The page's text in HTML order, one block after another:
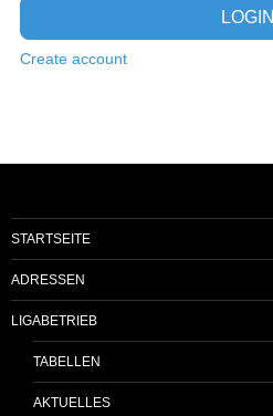
LOGIN
Create account
STARTSEITE
ADRESSEN
LIGABETRIEB
TABELLEN
AKTUELLES